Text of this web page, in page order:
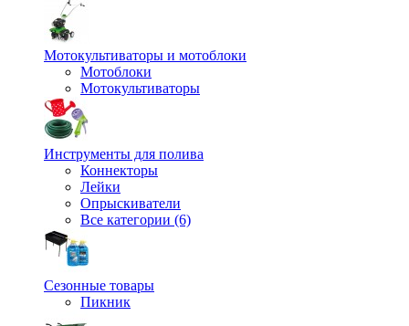
Мотокультиваторы и мотоблоки
Мотоблоки
Мотокультиваторы
Инструменты для полива
Коннекторы
Лейки
Опрыскиватели
Все категории (6)
Сезонные товары
Пикник